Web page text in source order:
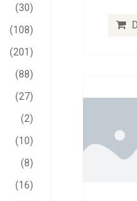
(30)
(108)
(201)
(88)
(27)
(2)
(10)
(8)
(16)